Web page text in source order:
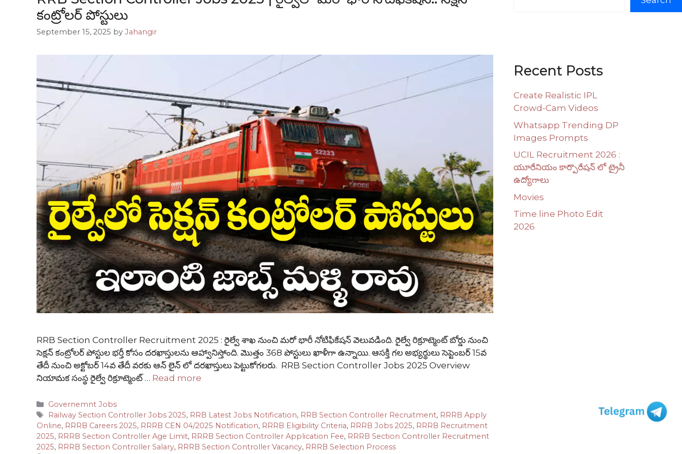
కంట్రోలర్ పోస్టులు
September 15, 2025 by Jahangir
RRB Section Controller Recruitment 2025 : రైల్వే శాఖ నుంచి మరో భారీ నోటిఫికేషన్ వెలువడింది. రైల్వే రిక్రూట్మెంట్ బోర్డు నుంచి
సెక్షన్ కంట్రోలర్ పోస్టుల భర్తీ కోసం దరఖాస్తులను ఆహ్వానిస్తోంది. మొత్తం 368 పోస్టులు ఖాళీగా ఉన్నాయి. ఆసక్తి గల అభ్యర్థులు సెప్టెంబర్ 15వ
తేదీ నుంచి అక్టోబర్ 14వ తేదీ వరకు ఆన్ లైన్ లో దరఖాస్తులు పెట్టుకోగలరు. RRB Section Controller Jobs 2025 Overview
నియామక సంస్థ రైల్వే రిక్రూట్మెంట్ … Read more
Categories
Governemnt Jobs
Tags
Railway Section Controller Jobs 2025, RRB Latest Jobs Notification, RRB Section Controller Recruitment, RRRB Apply
Online, RRRB Careers 2025, RRRB CEN 04/2025 Notification, RRRB Eligibility Criteria, RRRB Jobs 2025, RRRB Recruitment
2025, RRRB Section Controller Age Limit, RRRB Section Controller Application Fee, RRRB Section Controller Recruitment
2025, RRRB Section Controller Salary, RRRB Section Controller Vacancy, RRRB Selection Process
Recent Posts
Create Realistic IPL
Crowd-Cam Videos
Whatsapp Trending DP
Images Prompts
UCIL Recruitment 2026 :
యూరేనియం కార్పొరేషన్ లో ట్రైనీ
ఉద్యోగాలు
Movies
Time line Photo Edit
2026